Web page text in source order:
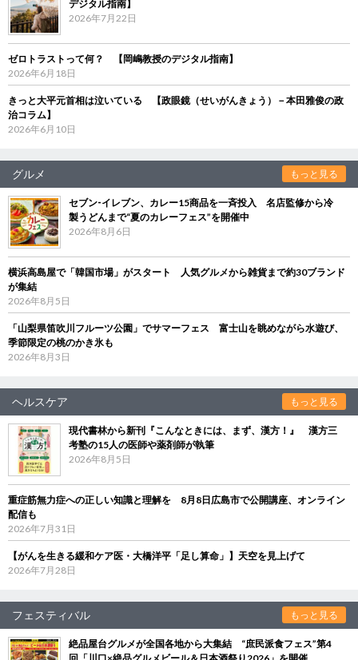
デジタル指南】
2026年7月22日
ゼロトラストって何？ 【岡嶋教授のデジタル指南】
2026年6月18日
きっと大平元首相は泣いている 【政眼鏡（せいがんきょう）－本田雅俊の政
治コラム】
2026年6月10日
グルメ もっと見る
セブン‐イレブン、カレー15商品を一斉投入 名店監修から冷
製うどんまで“夏のカレーフェス”を開催中
2026年8月6日
横浜高島屋で「韓国市場」がスタート 人気グルメから雑貨まで約30ブランド
が集結
2026年8月5日
「山梨県笛吹川フルーツ公園」でサマーフェス 富士山を眺めながら水遊び、
季節限定の桃のかき氷も
2026年8月3日
ヘルスケア もっと見る
現代書林から新刊『こんなときには、まず、漢方！』 漢方三
考塾の15人の医師や薬剤師が執筆
2026年8月5日
重症筋無力症への正しい知識と理解を 8月8日広島市で公開講座、オンライン
配信も
2026年7月31日
【がんを生きる緩和ケア医・大橋洋平「足し算命」】天空を見上げて
2026年7月28日
フェスティバル もっと見る
絶品屋台グルメが全国各地から大集結 “庶民派食フェス”第4